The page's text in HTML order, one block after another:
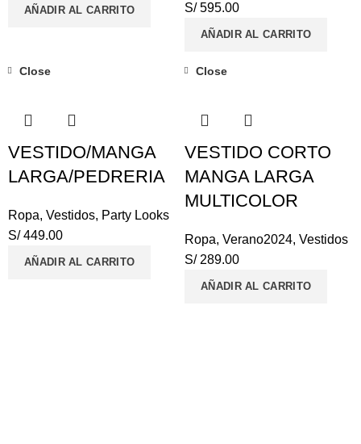
AÑADIR AL CARRITO
S/595.00
AÑADIR AL CARRITO
Close
VESTIDO/MANGA
LARGA/PEDRERIA
Ropa, Vestidos, Party Looks
S/449.00
AÑADIR AL CARRITO
Close
VESTIDO CORTO
MANGA LARGA
MULTICOLOR
Ropa, Verano2024, Vestidos
S/289.00
AÑADIR AL CARRITO